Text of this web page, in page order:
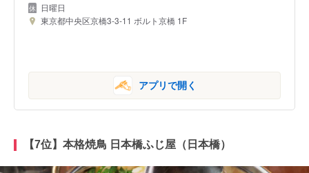
日曜日
東京都中央区京橋3-3-11 ボルト京橋 1F
アプリで開く
【7位】本格焼鳥 日本橋ふじ屋（日本橋）